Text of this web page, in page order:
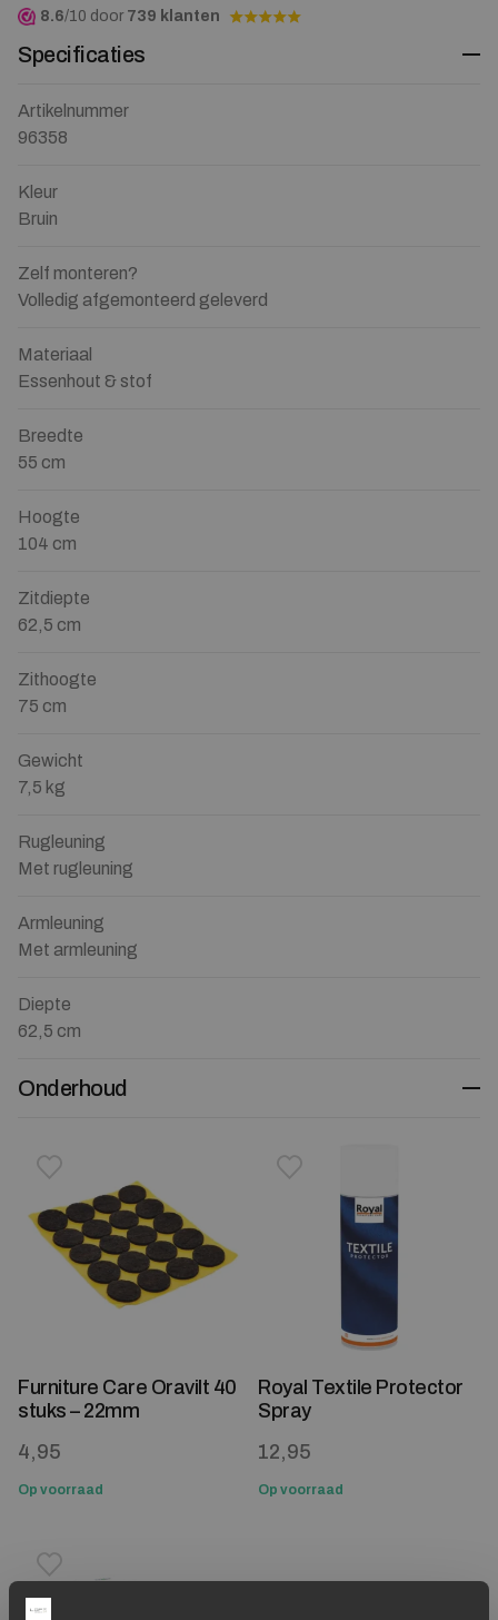
8.6/10 door 739 klanten
Specificaties
Artikelnummer
96358
Kleur
Bruin
Zelf monteren?
Volledig afgemonteerd geleverd
Materiaal
Essenhout & stof
Breedte
55 cm
Hoogte
104 cm
Zitdiepte
62,5 cm
Zithoogte
75 cm
Gewicht
7,5 kg
Rugleuning
Met rugleuning
Armleuning
Met armleuning
Diepte
62,5 cm
Onderhoud
Toevoegen aan verlanglijstje
Verwijderen van verlanglijst
Furniture Care Oravilt 40
stuks – 22mm
4,95
Op voorraad
Toevoegen aan
Verwijderen van verlanglijst
Royal Textile Protector
Spray
12,95
Op voorraad
Toevoegen aan verlanglijstje
Verwijderen van verlanglijst